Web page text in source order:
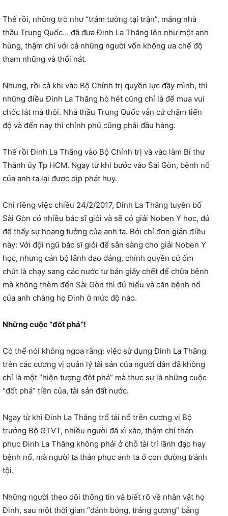
Thế rồi, những trò như “trảm tướng tại trận”, mắng nhà
thầu Trung Quốc… đã đưa Đinh La Thăng lên như một anh
hùng, thậm chí với cả những người vốn không ưa chế độ
tham nhũng và thối nát.
Nhưng, rồi cả khi vào Bộ Chính trị quyền lực đầy mình, thì
những điều Đinh La Thăng hò hét cũng chỉ là để mua vui
chốc lát mà thôi. Nhà thầu Trung Quốc vẫn cứ chậm tiến
độ và đến nay thì chính phủ cũng phải đầu hàng.
Thế rồi Đinh La Thăng vào Bộ Chính trị và vào làm Bí thư
Thành ủy Tp HCM. Ngay từ khi bước vào Sài Gòn, bệnh nổ
của anh ta lại được dịp phát huy.
Chỉ riêng việc chiều 24/2/2017, Đinh La Thăng tuyên bố
Sài Gòn có nhiều bác sĩ giỏi và sẽ có giải Noben Y học, đủ
để thấy sự hoang tưởng của anh ta. Bởi chỉ đơn giản điều
này: Với đội ngũ bác sĩ giỏi để sẵn sàng cho giải Noben Y
học, nhưng cán bộ lãnh đạo đảng, chính quyền cứ ốm
chút là chạy sang các nước tư bản giãy chết để chữa bệnh
mà không thèm đến Sài Gòn thì đủ hiểu và căn bệnh nổ
của anh chàng họ Đinh ở mức độ nào.
Những cuộc “đốt phá”!
Có thể nói không ngoa rằng: việc sử dụng Đinh La Thăng
trên các cương vị quản lý tài sản của người dân đã không
chỉ là một “hiện tượng đột phá” mà thực sự là những cuộc
“đốt phá” tiền của, tài sản đất nước.
Ngay từ khi Đinh La Thăng trổ tài nổ trên cương vị Bộ
trưởng Bộ GTVT, nhiều người đã xì xào, thậm chí thán
phục Đinh La Thăng không phải ở chỗ tài trí lãnh đạo hay
bệnh nổ, mà người ta thán phục anh ta ở con đường tránh
tội.
Những người theo dõi thông tin và biết rõ về nhân vật họ
Đinh, sau một thời gian “đánh bóng, tráng gương” bằng